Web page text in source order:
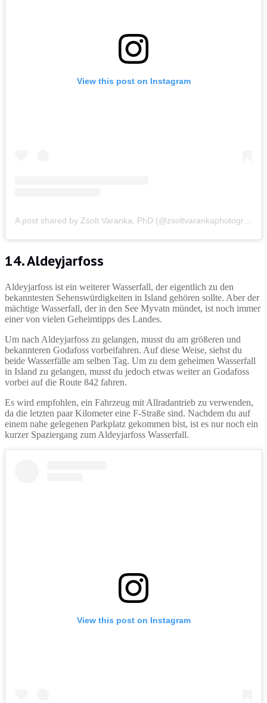
View this post on Instagram
14. Aldeyjarfoss
Aldeyjarfoss ist ein weiterer Wasserfall, der eigentlich zu den
bekanntesten Sehenswürdigkeiten in Island gehören sollte. Aber der
mächtige Wasserfall, der in den See Myvatn mündet, ist noch immer
einer von vielen Geheimtipps des Landes.
Um nach Aldeyjarfoss zu gelangen, musst du am größeren und
bekannteren Godafoss vorbeifahren. Auf diese Weise, siehst du
beide Wasserfälle am selben Tag. Um zu dem geheimen Wasserfall
in Island zu gelangen, musst du jedoch etwas weiter an Godafoss
vorbei auf die Route 842 fahren.
Es wird empfohlen, ein Fahrzeug mit Allradantrieb zu verwenden,
da die letzten paar Kilometer eine F-Straße sind. Nachdem du auf
einem nahe gelegenen Parkplatz gekommen bist, ist es nur noch ein
kurzer Spaziergang zum Aldeyjarfoss Wasserfall.
View this post on Instagram